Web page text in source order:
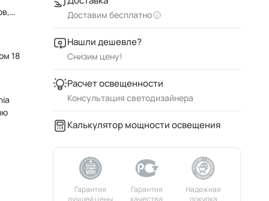
18
Доставим бесплатно
Нашли дешевле?
Снизим цену!
Расчет освещенности
Консультация светодизайнера
Калькулятор мощности освещения